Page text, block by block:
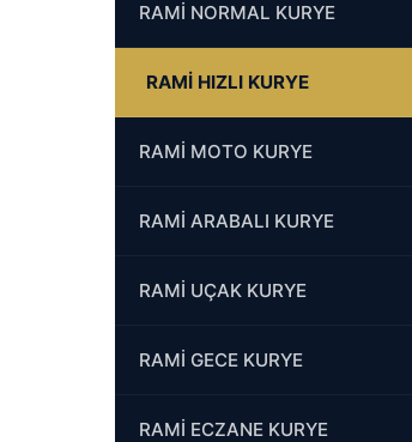
RAMİ NORMAL KURYE
RAMİ HIZLI KURYE
RAMİ MOTO KURYE
RAMİ ARABALI KURYE
RAMİ UÇAK KURYE
RAMİ GECE KURYE
RAMİ ECZANE KURYE